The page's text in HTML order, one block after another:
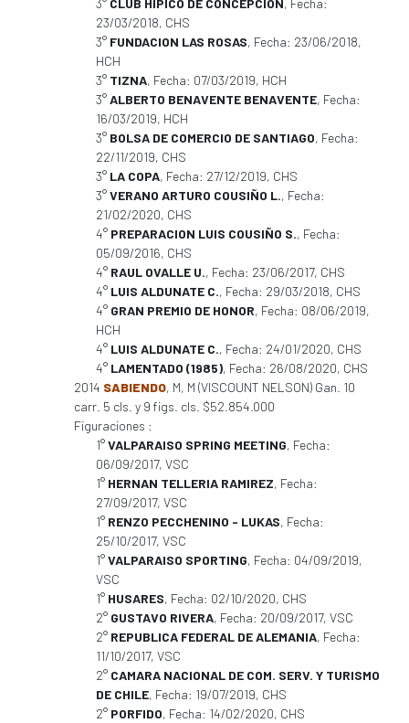
3° CLUB HIPICO DE CONCEPCION, Fecha:
23/03/2018, CHS
3° FUNDACION LAS ROSAS, Fecha: 23/06/2018,
HCH
3° TIZNA, Fecha: 07/03/2019, HCH
3°ALBERTO BENAVENTE BENAVENTE, Fecha:
16/03/2019, HCH
3° BOLSA DE COMERCIO DE SANTIAGO, Fecha:
22/11/2019, CHS
3° LA COPA, Fecha: 27/12/2019, CHS
3°VERANO ARTURO COUSIÑO L., Fecha:
21/02/2020, CHS
4° PREPARACION LUIS COUSIÑO S., Fecha:
05/09/2016, CHS
4° RAUL OVALLE U., Fecha: 23/06/2017, CHS
4° LUIS ALDUNATE C., Fecha: 29/03/2018, CHS
4° GRAN PREMIO DE HONOR, Fecha: 08/06/2019,
HCH
4° LUIS ALDUNATE C., Fecha: 24/01/2020, CHS
4° LAMENTADO (1985), Fecha: 26/08/2020, CHS
2014 SABIENDO, M, M (VISCOUNT NELSON) Gan. 10
carr. 5 cls. y 9 figs. cls. $52.854.000
Figuraciones :
1°VALPARAISO SPRING MEETING, Fecha:
06/09/2017, VSC
1° HERNAN TELLERIA RAMIREZ, Fecha:
27/09/2017, VSC
1° RENZO PECCHENINO - LUKAS, Fecha:
25/10/2017, VSC
1°VALPARAISO SPORTING, Fecha: 04/09/2019,
VSC
1° HUSARES, Fecha: 02/10/2020, CHS
2° GUSTAVO RIVERA, Fecha: 20/09/2017, VSC
2° REPUBLICA FEDERAL DE ALEMANIA, Fecha:
11/10/2017, VSC
2° CAMARA NACIONAL DE COM. SERV. Y TURISMO
DE CHILE, Fecha: 19/07/2019, CHS
2° PORFIDO, Fecha: 14/02/2020, CHS